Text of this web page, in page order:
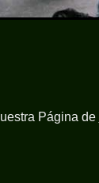
Página de